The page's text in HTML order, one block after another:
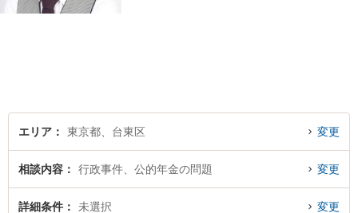
エリア 東京都、台東区 変更
相談内容 行政事件、公的年金の問題 変更
詳細条件 未選択 変更